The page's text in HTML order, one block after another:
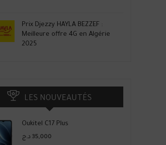
Prix Djezzy HAYLA BEZZEF :
Meilleure offre 4G en Algérie
2025
LES NOUVEAUTÉS
Oukitel C17 Plus
35,000 د.ج